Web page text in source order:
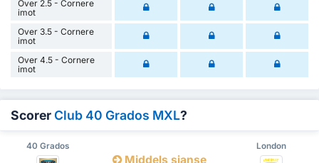
Over 2.5 - Cornere
imot
Over 3.5 - Cornere
imot
Over 4.5 - Cornere
imot
Scorer Club 40 Grados MXL?
40 Grados London
Middels sjanse